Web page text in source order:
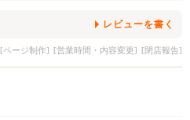
レビューを書く
[ページ制作] [営業時間・内容変更] [閉店報告]